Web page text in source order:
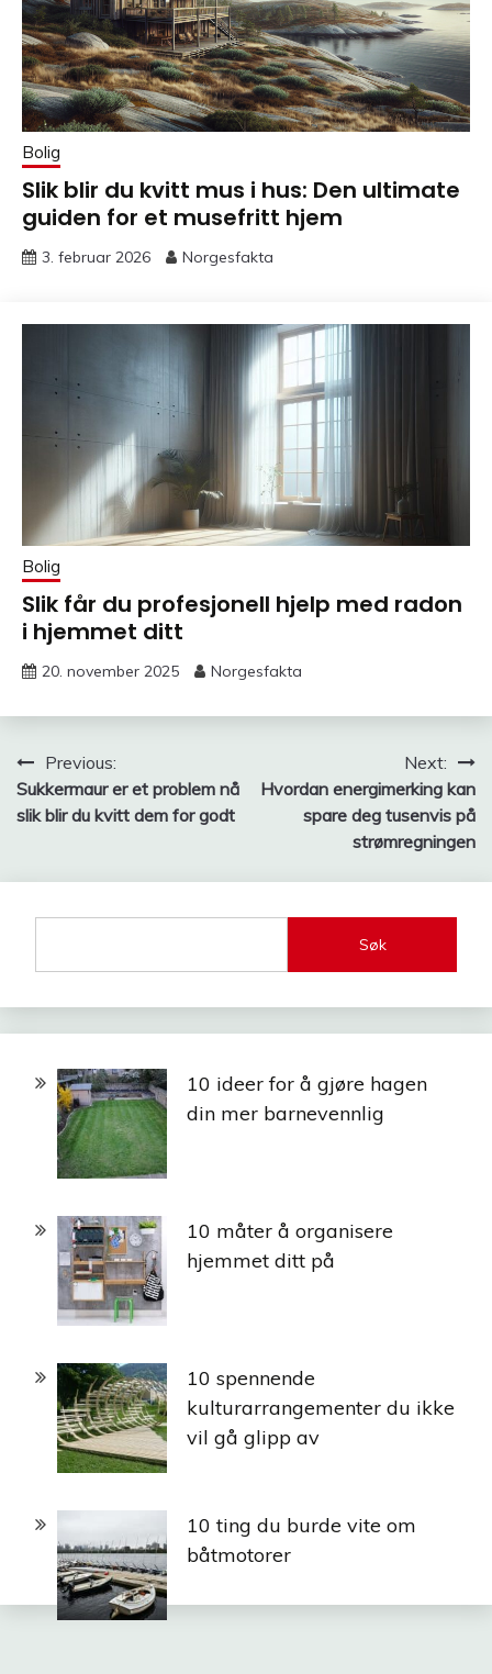
Bolig
Slik blir du kvitt mus i hus: Den ultimate
guiden for et musefritt hjem
3. februar 2026 Norgesfakta
Bolig
Slik får du profesjonell hjelp med radon
i hjemmet ditt
20. november 2025 Norgesfakta
Innleggsnavigasjon
Previous:
Sukkermaur er et problem nå
slik blir du kvitt dem for godt
Next:
Hvordan energimerking kan
spare deg tusenvis på
strømregningen
Søk
10 ideer for å gjøre hagen
din mer barnevennlig
10 måter å organisere
hjemmet ditt på
10 spennende
kulturarrangementer du ikke
vil gå glipp av
10 ting du burde vite om
båtmotorer